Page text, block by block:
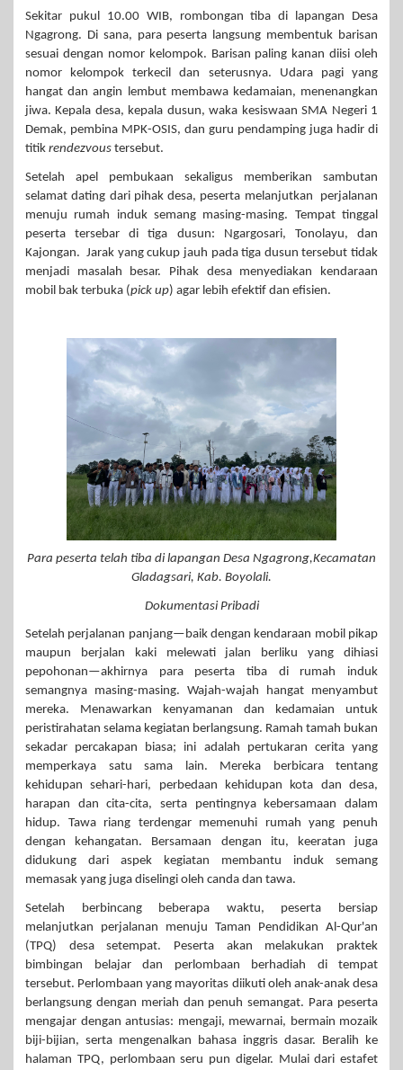
Sekitar pukul 10.00 WIB, rombongan tiba di lapangan Desa
Ngagrong. Di sana, para peserta langsung membentuk barisan
sesuai dengan nomor kelompok. Barisan paling kanan diisi oleh
nomor kelompok terkecil dan seterusnya. Udara pagi yang
hangat dan angin lembut membawa kedamaian, menenangkan
jiwa. Kepala desa, kepala dusun, waka kesiswaan SMA Negeri 1
Demak, pembina MPK-OSIS, dan guru pendamping juga hadir di
titik rendezvous tersebut.
Setelah apel pembukaan sekaligus memberikan sambutan
selamat dating dari pihak desa, peserta melanjutkan perjalanan
menuju rumah induk semang masing-masing. Tempat tinggal
peserta tersebar di tiga dusun: Ngargosari, Tonolayu, dan
Kajongan. Jarak yang cukup jauh pada tiga dusun tersebut tidak
menjadi masalah besar. Pihak desa menyediakan kendaraan
mobil bak terbuka (pick up) agar lebih efektif dan efisien.
Para peserta telah tiba di lapangan Desa Ngagrong,Kecamatan
Gladagsari, Kab. Boyolali.
Dokumentasi Pribadi
Setelah perjalanan panjang—baik dengan kendaraan mobil pikap
maupun berjalan kaki melewati jalan berliku yang dihiasi
pepohonan—akhirnya para peserta tiba di rumah induk
semangnya masing-masing. Wajah-wajah hangat menyambut
mereka. Menawarkan kenyamanan dan kedamaian untuk
peristirahatan selama kegiatan berlangsung. Ramah tamah bukan
sekadar percakapan biasa; ini adalah pertukaran cerita yang
memperkaya satu sama lain. Mereka berbicara tentang
kehidupan sehari-hari, perbedaan kehidupan kota dan desa,
harapan dan cita-cita, serta pentingnya kebersamaan dalam
hidup. Tawa riang terdengar memenuhi rumah yang penuh
dengan kehangatan. Bersamaan dengan itu, keeratan juga
didukung dari aspek kegiatan membantu induk semang
memasak yang juga diselingi oleh canda dan tawa.
Setelah berbincang beberapa waktu, peserta bersiap
melanjutkan perjalanan menuju Taman Pendidikan Al-Qur'an
(TPQ) desa setempat. Peserta akan melakukan praktek
bimbingan belajar dan perlombaan berhadiah di tempat
tersebut. Perlombaan yang mayoritas diikuti oleh anak-anak desa
berlangsung dengan meriah dan penuh semangat. Para peserta
mengajar dengan antusias: mengaji, mewarnai, bermain mozaik
biji-bijian, serta mengenalkan bahasa inggris dasar. Beralih ke
halaman TPQ, perlombaan seru pun digelar. Mulai dari estafet